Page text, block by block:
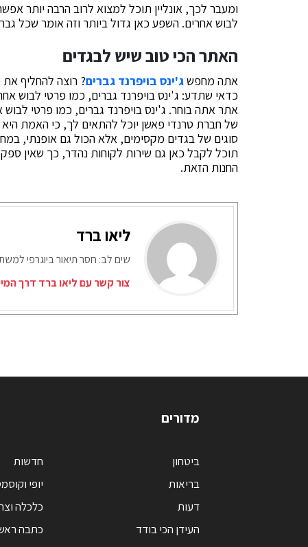
ומעבר לכך, אונליין תוכל למצוא לרוב הרבה יותר
לבוש אחרים. השפע כאן גדול ביותר וזה אומר שכל
האתר הכי טוב שיש לבגדים
אתה מחפשג'ינס בויפרנד גברים? רוצה להחליף
כדאי שתדע: ג'ינס בויפרנד גברים, כמו פרטי לבוש
אתר אתה בוחר. ג'ינס בויפרנד גברים, כמו פרטי
של חברת טרנדי פאשן יוכל להתאים לך, כי האמת
סוגים של בגדים מקסימים, אלא הכול גם אופנתי,
תוכל לקבל כאן גם שירות לקוחות נהדר, כך שאין
החנות הזאת.
ליאו ברד
שים לב: חסר תיאור ביוגרפי
צור קשר עם ליאו ברד דרך
מדורים
ביטחון
בריאות
דעות
העידן הכי בודד
חדשות
יופי
כלכלה
כתבה